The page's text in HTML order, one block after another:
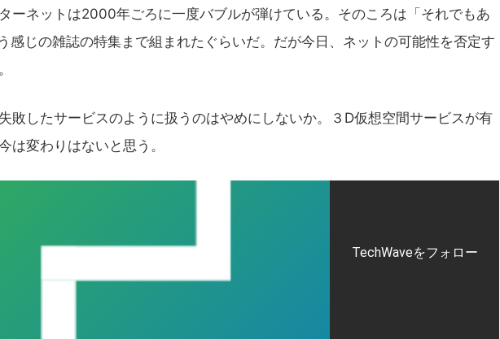
ーネットは2000年ごろに一度バブルが弾けている。そのころは「それでもあ
感じの雑誌の特集まで組まれたぐらいだ。だが今日、ネットの可能性を否定す
敗したサービスのように扱うのはやめにしないか。３D仮想空間サービスが有
は変わりはないと思う。
TechWaveをフォロー